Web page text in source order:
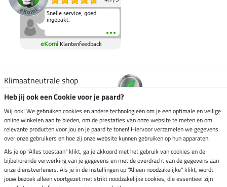
Snelle service, goed
ingepakt.
eKomi Klantenfeedback
Klimaatneutrale shop
Verzending per
Veilig betalen met
Heb jij ook een Cookie voor je paard?
Wij ook! We gebruiken cookies en andere technologieën om je een optimale en veilige
online winkelen aan te bieden, om de prestaties van onze website te meten en om
relevante producten voor jou en je paard te tonen! Hiervoor verzamelen we gegevens
over onze gebruikers en hoe zij onze website kunnen gebruiken op hun apparaten.
Als je op "Alles toestaan" klikt, ga je akkoord met het gebruik van cookies en de
bijbehorende verwerking van je gegevens en met de overdracht van de gegevens aan
onze dienstverleners. Als je in de instellingen op "Alleen noodzakelijke" klikt, wordt
jouw bezoek alleen voortgezet met strikt noodzakelijke cookies, die essentieel zijn